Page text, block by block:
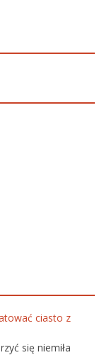
ciasto z
się niemiła